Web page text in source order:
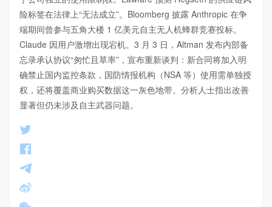
险标签在法律上“无法成立”。Bloomberg 披露 Anthropic 在争
端期间曾参与五角大楼 1 亿美元自主无人机蜂群竞赛投标。
Claude 因用户激增出现宕机。3 月 3 日，Altman 发布内部备
忘录承认协议“匆忙且草率”，宣布重新谈判：新合同将加入明
确禁止国内监控条款，国防情报机构（NSA 等）使用需单独授
权，还将覆盖商业购买数据这一灰色地带。分析人士指出改善
显著但仍未涉及自主武器问题。